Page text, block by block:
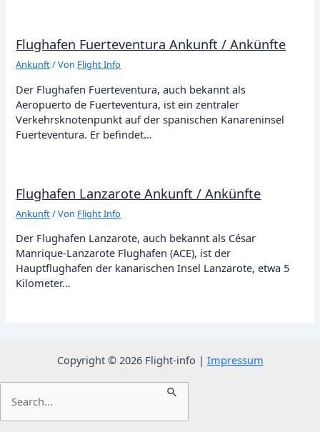
Flughafen Fuerteventura Ankunft / Ankünfte
Ankunft/ Von Flight Info
Der Flughafen Fuerteventura, auch bekannt als
Aeropuerto de Fuerteventura, ist ein zentraler
Verkehrsknotenpunkt auf der spanischen Kanareninsel
Fuerteventura. Er befindet…
Flughafen Lanzarote Ankunft / Ankünfte
Ankunft/ Von Flight Info
Der Flughafen Lanzarote, auch bekannt als César
Manrique-Lanzarote Flughafen (ACE), ist der
Hauptflughafen der kanarischen Insel Lanzarote, etwa 5
Kilometer…
Copyright © 2026 Flight-info | Impressum
nach: